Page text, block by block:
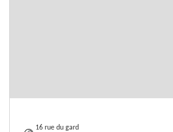
16 rue du gard